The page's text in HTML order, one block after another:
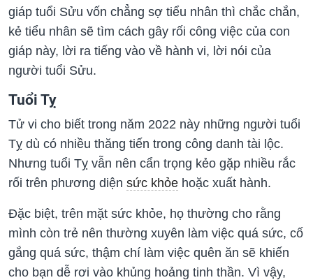
giáp tuổi Sửu vốn chẳng sợ tiểu nhân thì chắc chắn,
kẻ tiểu nhân sẽ tìm cách gây rối công việc của con
giáp này, lời ra tiếng vào về hành vi, lời nói của
người tuổi Sửu.
Tuổi Tỵ
Tử vi cho biết trong năm 2022 này những người tuổi
Tỵ dù có nhiều thăng tiến trong công danh tài lộc.
Nhưng tuổi Tỵ vẫn nên cẩn trọng kẻo gặp nhiều rắc
rối trên phương diện sức khỏe hoặc xuất hành.
Đặc biệt, trên mặt sức khỏe, họ thường cho rằng
mình còn trẻ nên thường xuyên làm việc quá sức, cố
gắng quá sức, thậm chí làm việc quên ăn sẽ khiến
cho bạn dễ rơi vào khủng hoảng tinh thần. Vì vậy,